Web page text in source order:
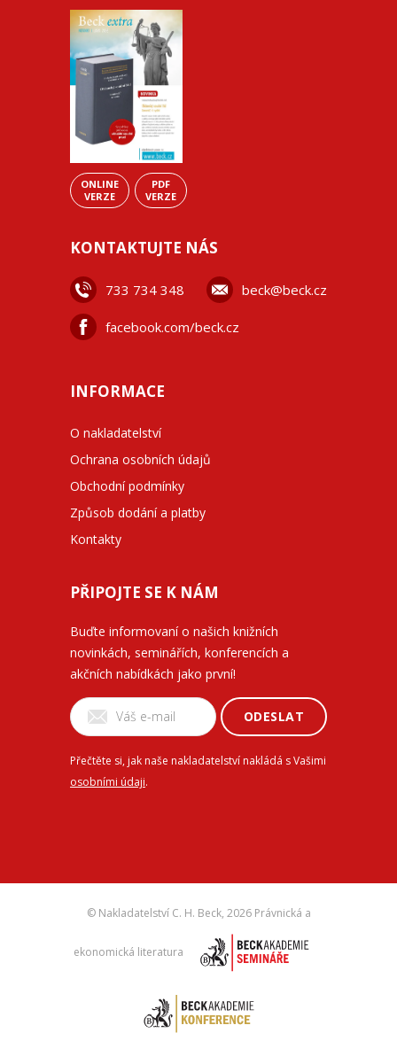
ONLINE
VERZE
PDF
VERZE
KONTAKTUJTE NÁS
733 734 348 beck@beck.cz
facebook.com/beck.cz
INFORMACE
O nakladatelství
Ochrana osobních údajů
Obchodní podmínky
Způsob dodání a platby
Kontakty
PŘIPOJTE SE K NÁM
Buďte informovaní o našich knižních
novinkách, seminářích, konferencích a
akčních nabídkách jako první!
ODESLAT
Přečtěte si, jak naše nakladatelství nakládá s Vašimi
osobními údaji.
© Nakladatelství C. H. Beck, 2026 Právnická a
ekonomická literatura